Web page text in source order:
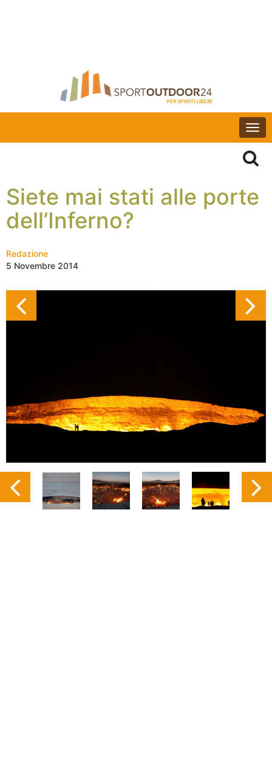
Siete mai stati alle porte
dell’Inferno?
Redazione
5 Novembre 2014